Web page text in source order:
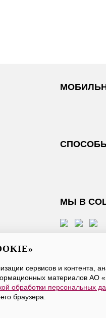
МЫ В
оферты, даетесогласие
сервисов и контента,
материалов АО
обработки персональных
браузера.